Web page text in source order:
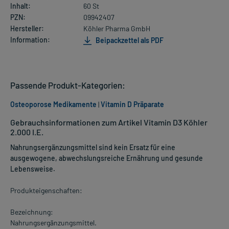
Inhalt:
60 St
PZN:
09942407
Hersteller:
Köhler Pharma GmbH
Information:
Beipackzettel als PDF
Gebrauchsinformationen zum Artikel Vitamin D3 Köhler
2.000 I.E.
Nahrungsergänzungsmittel sind kein Ersatz für eine
ausgewogene, abwechslungsreiche Ernährung und gesunde
Lebensweise.
Produkteigenschaften:
Bezeichnung:
Nahrungsergänzungsmittel.
Passende Produkt-Kategorien:
Osteoporose Medikamente |Vitamin D Präparate